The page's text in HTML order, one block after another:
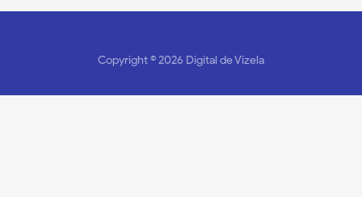
Copyright ©2026 Digital de Vizela